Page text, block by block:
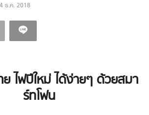
ธ.ค. 2018
ไฟปีใหม่ ได้ง่ายๆ ด้วยสมา
ร์ทโฟน